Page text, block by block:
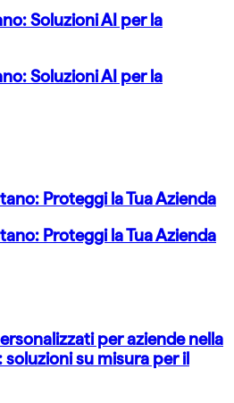
Soluzioni AI per la
Soluzioni AI per la
Proteggi la Tua Azienda
Proteggi la Tua Azienda
per aziende nella
su misura per il